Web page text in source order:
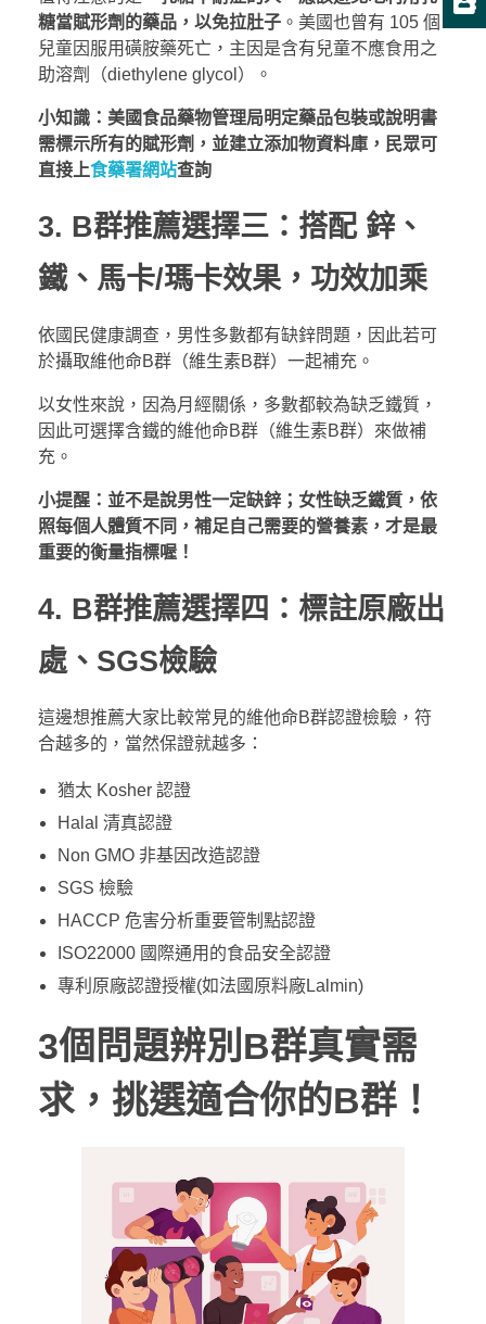
糖當賦形劑的藥品，以免拉肚子 。美國也曾有 105 個
兒童因服用磺胺藥死亡，主因是含有兒童不應食用之
助溶劑（diethylene glycol）。
小知識：美國食品藥物管理局明定藥品包裝或說明書
需標示所有的賦形劑，並建立添加物資料庫，民眾可
直接上食藥署網站查詢
3. B群推薦選擇三：搭配 鋅、
鐵、馬卡/瑪卡效果，功效加乘
依國民健康調查，男性多數都有缺鋅問題，因此若可
於攝取維他命B群（維生素B群）一起補充。
以女性來說，因為月經關係，多數都較為缺乏鐵質，
因此可選擇含鐵的維他命B群（維生素B群）來做補
充。
小提醒： 並不是說男性一定缺鋅；女性缺乏鐵質，依
照每個人體質不同，補足自己需要的營養素，才是最
重要的衡量指標喔！
4. B群推薦選擇四：標註原廠出
處、SGS檢驗
這邊想推薦大家比較常見的維他命B群認證檢驗，符
合越多的，當然保證就越多：
猶太 Kosher 認證
Halal 清真認證
Non GMO 非基因改造認證
SGS 檢驗
HACCP 危害分析重要管制點認證
ISO22000 國際通用的食品安全認證
專利原廠認證授權(如法國原料廠Lalmin)
3個問題辨別B群真實需
求，挑選適合你的B群！